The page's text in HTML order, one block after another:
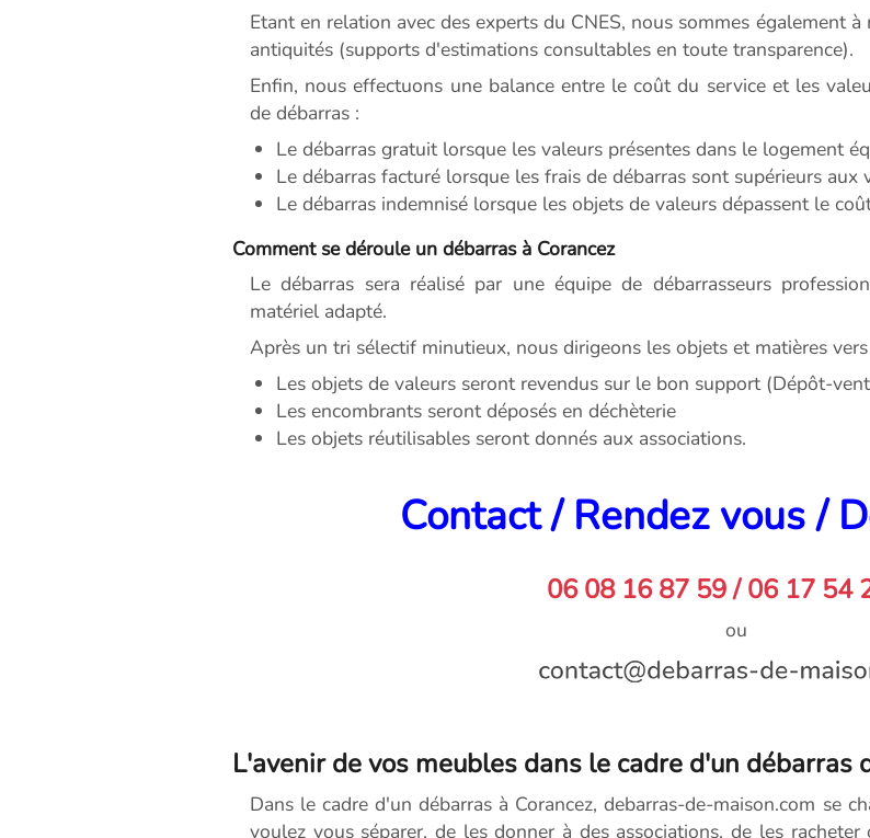
Etant en relation avec des experts du CNES, nous sommes également
antiquités (supports d'estimations consultables en toute transparence).
Enfin, nous effectuons une balance entre le coût du service et les
de débarras :
Le débarras gratuit lorsque les valeurs présentes dans le logement
Le débarras facturé lorsque les frais de débarras sont supérieurs aux
Le débarras indemnisé lorsque les objets de valeurs dépassent le
Comment se déroule un débarras à Corancez
Le débarras sera réalisé par une équipe de débarrasseurs
matériel adapté.
Après un tri sélectif minutieux, nous dirigeons les objets et matières
Les objets de valeurs seront revendus sur le bon support (Dépôt-
Les encombrants seront déposés en déchèterie
Les objets réutilisables seront donnés aux associations.
Contact / Rendez vous /
06 08 16 87 59 / 06 17 54
ou
L'avenir de vos meubles dans le cadre d'un débarras
Dans le cadre d'un débarras à Corancez, debarras-de-maison.com se
voulez vous séparer, de les donner à des associations, de les